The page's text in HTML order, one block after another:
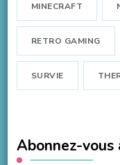
MINECRAFT
RETRO GAMING
SURVIE
Abonnez-